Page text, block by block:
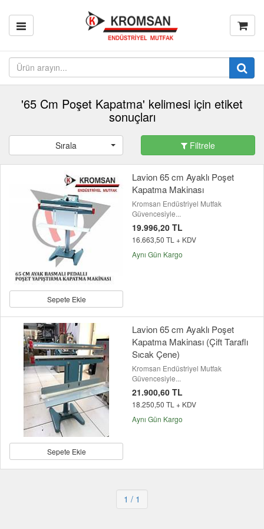
'65 Cm Poşet Kapatma' kelimesi için etiket
sonuçları
Sırala Filtrele
Sepete Ekle
Lavion 65 cm Ayaklı Poşet
Kapatma Makinası
Kromsan Endüstriyel Mutfak
Güvencesiyle...
19.996,20 TL
16.663,50 TL + KDV
Aynı Gün Kargo
Sepete Ekle
Lavion 65 cm Ayaklı Poşet
Kapatma Makinası (Çift Taraflı
Sıcak Çene)
Kromsan Endüstriyel Mutfak
Güvencesiyle...
21.900,60 TL
18.250,50 TL + KDV
Aynı Gün Kargo
1 / 1